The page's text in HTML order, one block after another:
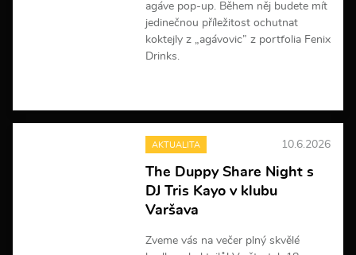
agáve pop-up. Během něj budete mít
jedinečnou příležitost ochutnat
koktejly z „agávovic” z portfolia Fenix
Drinks.
e
i
f
o
r
c
AKTUALITA 10.6.2026
The Duppy Share Night s
DJ Tris Kayo v klubu
Varšava
Zveme vás na večer plný skvělé